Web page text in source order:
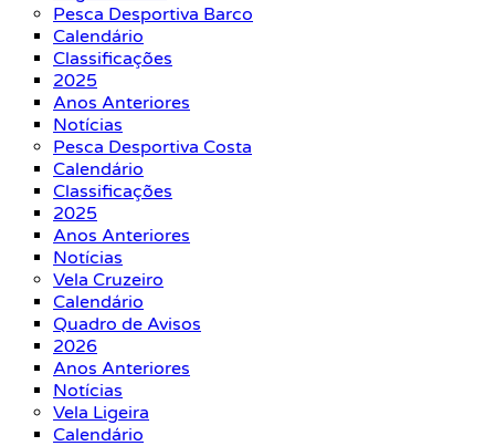
Pesca Desportiva Barco
Calendário
Classificações
2025
Anos Anteriores
Notícias
Pesca Desportiva Costa
Calendário
Classificações
2025
Anos Anteriores
Notícias
Vela Cruzeiro
Calendário
Quadro de Avisos
2026
Anos Anteriores
Notícias
Vela Ligeira
Calendário